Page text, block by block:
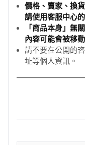
價格、賣家、換
請使用客服中心
「商品本身」無
內容可能會被移
請不要在公開的
址等個人資訊。